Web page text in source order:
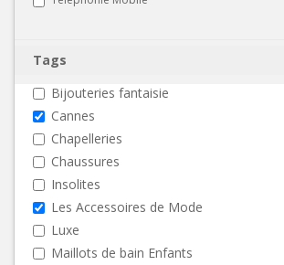
Tags
Bijouteries fantaisie
Cannes
Chapelleries
Chaussures
Insolites
Les Accessoires de Mode
Luxe
Maillots de bain Enfants